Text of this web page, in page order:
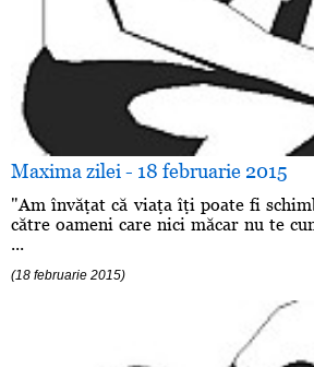
Maxima zilei - 18 februarie 2015
"Am învăţat că viaţa îţi poate fi
către oameni care nici măcar nu te
...
(18 februarie 2015)